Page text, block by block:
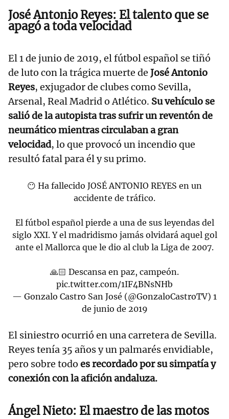
José Antonio Reyes: El talento que se
apagó a toda velocidad
El 1 de junio de 2019, el fútbol español se tiñó
de luto con la trágica muerte de José Antonio
Reyes, exjugador de clubes como Sevilla,
Arsenal, Real Madrid o Atlético. Su vehículo se
salió de la autopista tras sufrir un reventón de
neumático mientras circulaban a gran
velocidad, lo que provocó un incendio que
resultó fatal para él y su primo.
😶 Ha fallecido JOSÉ ANTONIO REYES en un
accidente de tráfico.
El fútbol español pierde a una de sus leyendas del
siglo XXI. Y el madridismo jamás olvidará aquel gol
ante el Mallorca que le dio al club la Liga de 2007.
🙏🏻 Descansa en paz, campeón.
pic.twitter.com/1IF4BNsNHb
— Gonzalo Castro San José (@GonzaloCastroTV) 1
de junio de 2019
El siniestro ocurrió en una carretera de Sevilla.
Reyes tenía 35 años y un palmarés envidiable,
pero sobre todo es recordado por su simpatía y
conexión con la afición andaluza.
Ángel Nieto: El maestro de las motos